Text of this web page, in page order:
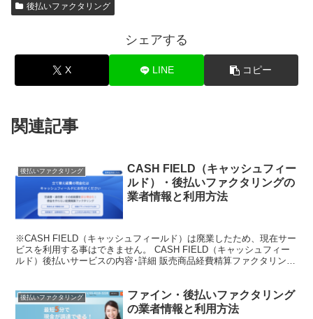
後払いファクタリング
シェアする
X LINE コピー
関連記事
後払いファクタリング
CASH FIELD（キャッシュフィー
ルド）・後払いファクタリングの
業者情報と利用方法
※CASH FIELD（キャッシュフィールド）は廃業したため、現在サー
ビスを利用する事はできません。 CASH FIELD（キャッシュフィー
ルド）後払いサービスの内容･詳細 販売商品経費精算ファクタリング
後払いファクタリング
ファイン・後払いファクタリング
の業者情報と利用方法